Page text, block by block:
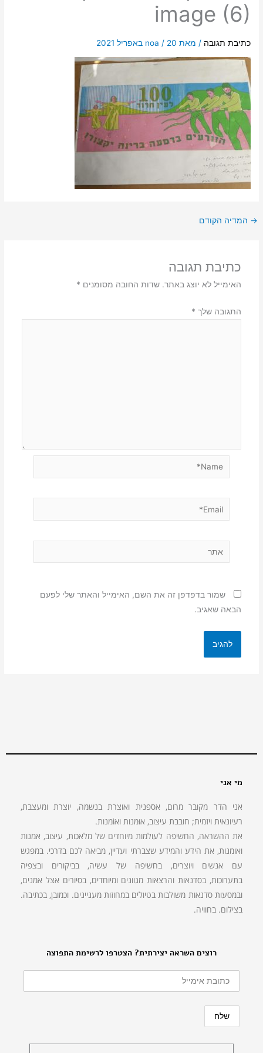
image (6)
כתיבת תגובה / מאת noa / 20 באפריל 2021
→ המדיה הקודם
כתיבת תגובה
האימייל לא יוצג באתר. שדות החובה מסומנים *
התגובה שלך *
Email*
שמור בדפדפן זה את השם, האימייל והאתר שלי לפעם
הבאה שאגיב.
רוצים השראה יצירתית? הצטרפו לרשימת התפוצה
מי אני
אני הדר מקובר מרום, אספנית ואוצרת בנשמה, יוצרת ומעצבת,
רעיונאית ויזמית; חובבת עיצוב, אוּמנות ואוֹמנות.
את ההשראה, החשיפה לעולמות מיוחדים של מלאכות, עיצוב, אמנות
ואומנות, את הידע והמידע שצברתי ועדיין, מביאה לכם בדרכי. במפגש
עם אנשים ויוצרים, בחשיפה של עשיה, בביקורים ובצפיה
בתערוכות, בסדנאות והרצאות מגוונים ומיוחדים, בסיורים אצל אמנים,
ובמסעות סדנאות משולבות בטיולים במחוזות מעניינים. וכמובן, בכתיבה.
בצילום. בחוויה.